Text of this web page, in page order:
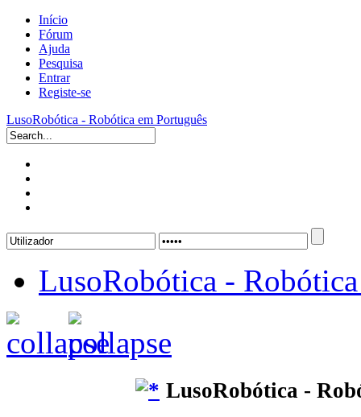
Início
Fórum
Ajuda
Pesquisa
Entrar
Registe-se
LusoRobótica - Robótica em Português
LusoRobótica -
LusoRobótica -